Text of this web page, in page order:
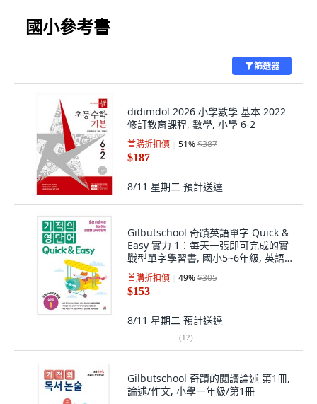
國小參考書
篩選器
didimdol 2026 小學數學 基本 2022
修訂教育課程, 數學, 小學 6-2
首購折扣價 51%$387
$187
8/11 星期二 預計送達
Gilbutschool 奇蹟英語單字 Quick &
Easy 實力 1：每天一張即可完成的實
戰型單字學習書, 國小5~6年級, 英語領
域
首購折扣價 49%$305
$153
8/11 星期二 預計送達
(12)
Gilbutschool 奇蹟的閱讀論述 第1冊,
論述/作文, 小學一年級/第1冊